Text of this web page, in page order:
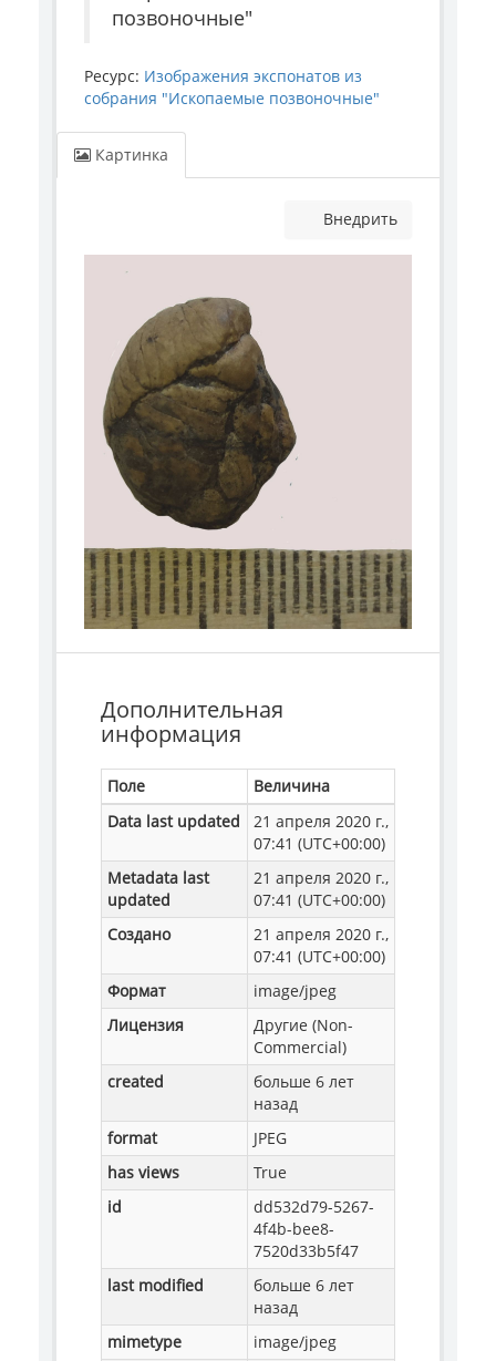
позвоночные"
Ресурс: Изображения экспонатов из
собрания "Ископаемые позвоночные"
Картинка
Внедрить
Дополнительная
информация
Поле
Величина
Data last updated
21 апреля 2020 г.,
07:41 (UTC+00:00)
Metadata last
updated
21 апреля 2020 г.,
07:41 (UTC+00:00)
Создано
21 апреля 2020 г.,
07:41 (UTC+00:00)
Формат
image/jpeg
Лицензия
Другие (Non-
Commercial)
created
больше 6 лет
назад
format
JPEG
has views
True
id
dd532d79-5267-
4f4b-bee8-
7520d33b5f47
last modified
больше 6 лет
назад
mimetype
image/jpeg